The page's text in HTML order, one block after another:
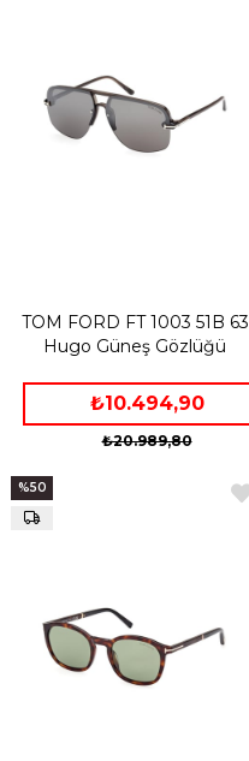
TOM FORD FT 1003 51B 63
Hugo Güneş Gözlüğü
₺10.494,90
₺20.989,80
%50